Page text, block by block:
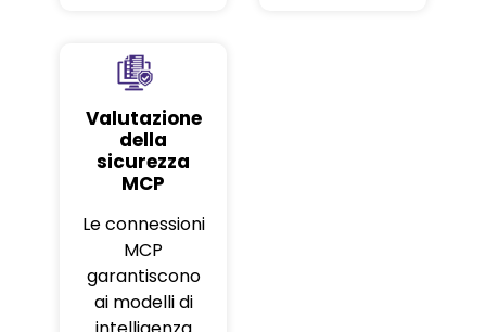
Valutazione
della
sicurezza
MCP
Le connessioni
MCP
garantiscono
ai modelli di